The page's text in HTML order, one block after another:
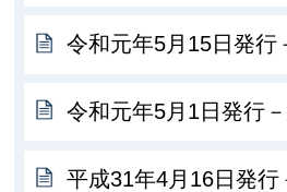
令和元年5月15日発行
令和元年5月1日発行
平成31年4月16日発行